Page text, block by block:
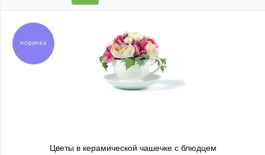
НОВИНКА
Цветы в керамической чашечке с блюдцем